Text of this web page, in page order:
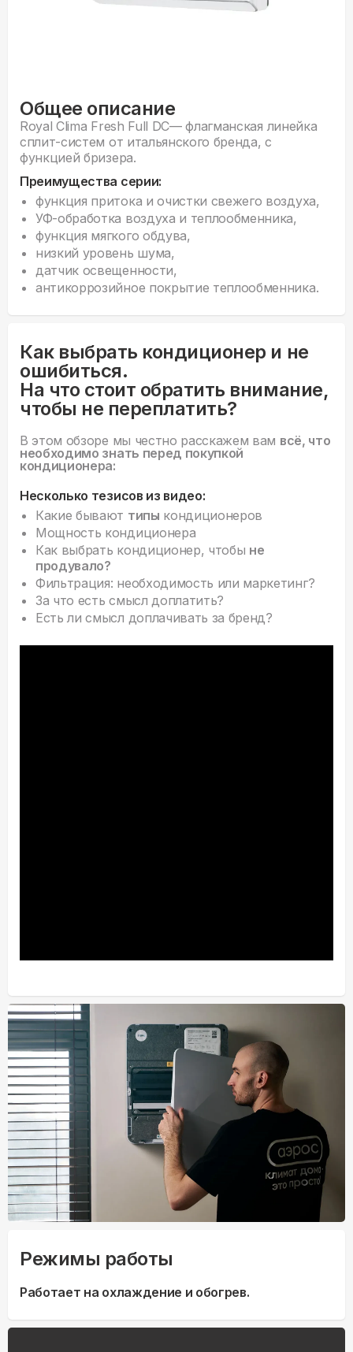
Общее описание
Royal Clima Fresh Full DC— флагманская линейка
сплит-систем от итальянского бренда, с
функцией бризера.
Преимущества серии:
функция притока и очистки свежего воздуха,
УФ-обработка воздуха и теплообменника,
функция мягкого обдува,
низкий уровень шума,
датчик освещенности,
антикоррозийное покрытие теплообменника.
Как выбрать кондиционер и не
ошибиться.
На что стоит обратить внимание,
чтобы не переплатить?
В этом обзоре мы честно расскажем вам всё, что
необходимо знать перед покупкой
кондиционера:
Несколько тезисов из видео:
Какие бывают типы кондиционеров
Мощность кондиционера
Как выбрать кондиционер, чтобы не
продувало?
Фильтрация: необходимость или маркетинг?
За что есть смысл доплатить?
Есть ли смысл доплачивать за бренд?
Режимы работы
Работает на охлаждение и обогрев.